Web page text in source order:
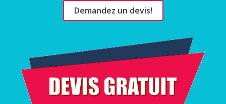
Demandez un devis!